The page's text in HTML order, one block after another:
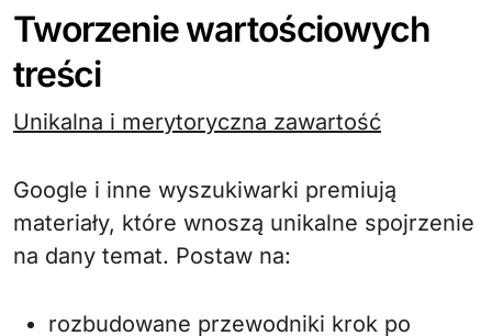
Tworzenie wartościowych
treści
Unikalna i merytoryczna zawartość
Google i inne wyszukiwarki premiują
materiały, które wnoszą unikalne spojrzenie
na dany temat. Postaw na:
rozbudowane przewodniki krok po